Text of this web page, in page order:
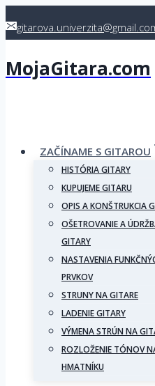
to
MojaGitara.com
ZAČÍNAME S GITAROU
HISTÓRIA GITARY
KUPUJEME GITARU
OPIS A KONŠTRUKCIA
OŠETROVANIE A
GITARY
NASTAVENIA
PRVKOV
STRUNY NA GITARE
LADENIE GITARY
VÝMENA STRÚN NA
ROZLOŽENIE TÓNOV
HMATNÍKU